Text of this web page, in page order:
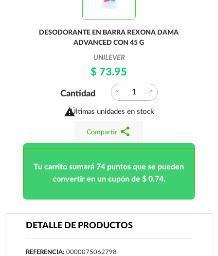
DESODORANTE EN BARRA REXONA DAMA
ADVANCED CON 45 G
UNILEVER
$ 73.95
Cantidad expand_more expand_less

Últimas unidades en stock
Compartir share
Tu carrito sumará 74 puntos que se pueden
convertir en un cupón de $ 0.74.
DETALLE DE PRODUCTOS
REFERENCIA: 0000075062798